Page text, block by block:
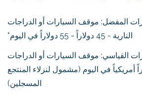
المفضل: موقف السيارات أو الدراجات
النارية - 45 دولاراً - 55 دولاراً في اليوم*
القياسي: موقف السيارات أو الدراجات
- 30 دولاراً أمريكياً في اليوم (مشمول لنزلاء المنتجع
المسجلين)